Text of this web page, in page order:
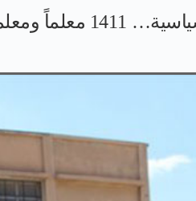
العمل في الحسكة